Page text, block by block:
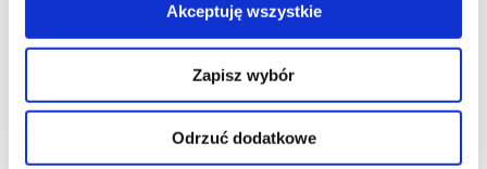
Akceptuję wszystkie
Zapisz wybór
Odrzuć dodatkowe
PRZEWODNIK
SŁOWNIK
Gdyby Bóg zabronił picia, uczyniłby wino
tak dobrym?